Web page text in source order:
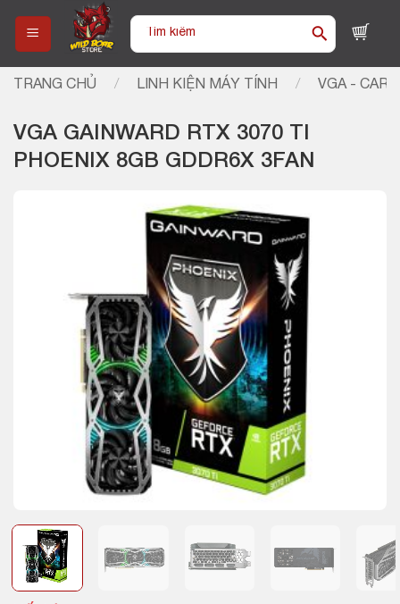
content
Tìm
TRANG CHỦ / LINH KIỆN MÁY TÍNH / VGA -
VGA GAINWARD RTX 3070 TI
PHOENIX 8GB GDDR6X 3FAN